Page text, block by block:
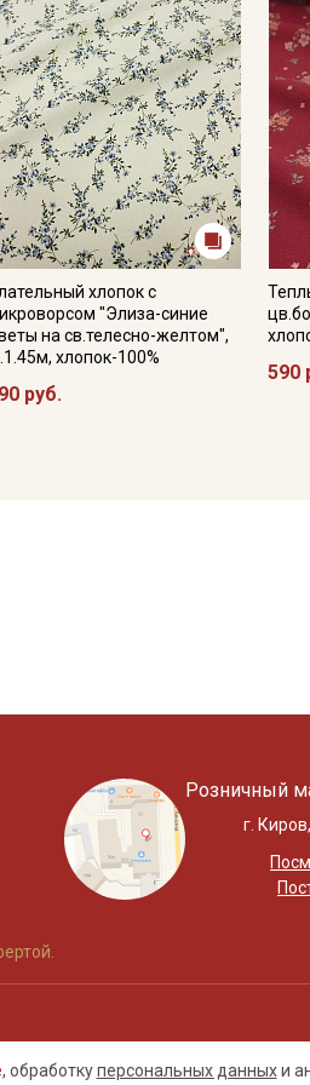
хлопок с
"Элиза-синие
на св.телесно-желтом",
хлопок-100%
руб.
590
, обработкуперсональных данныхи
Розничный
г.